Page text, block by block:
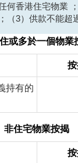
何香港住宅物業
（3）供款不能超
或多於一個物業
持有的
非住宅物業按揭